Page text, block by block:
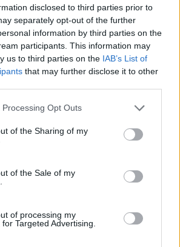
disclosed to third parties prior to
separately opt-out of the further
information by third parties on the
participants. This information may
us to third parties on the IAB’s List of
that may further disclose it to other
Opt Outs
of the Sharing of my
of the Sale of my
of processing my
Targeted Advertising.
vnútorné zásuvky ZIF.80M7
intivo/antaro
prachová sivá
9002617876079
23.403 g